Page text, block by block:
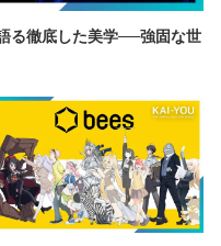
る徹底した美学──強固な世